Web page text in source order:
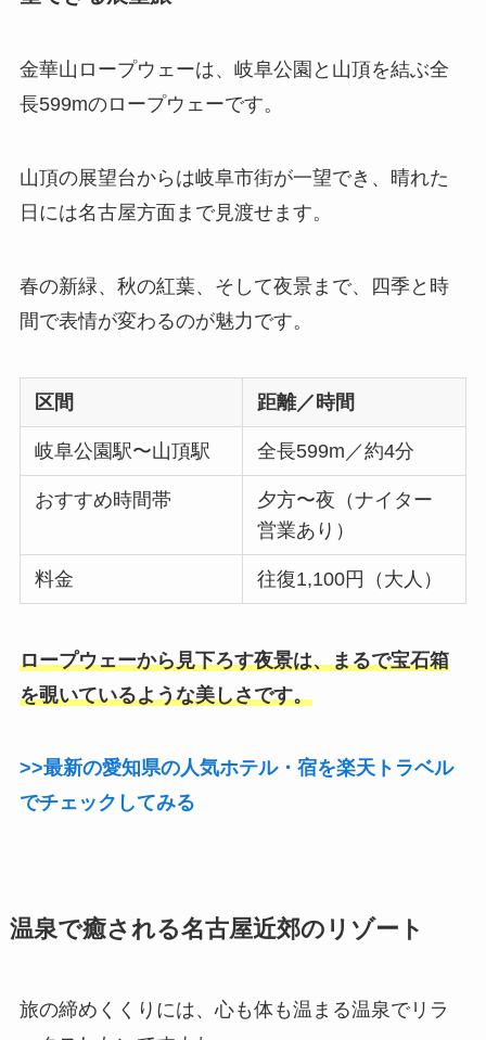
金華山ロープウェーは、岐阜公園と山頂を結ぶ全
長599mのロープウェーです。
山頂の展望台からは岐阜市街が一望でき、晴れた
日には名古屋方面まで見渡せます。
春の新緑、秋の紅葉、そして夜景まで、四季と時
間で表情が変わるのが魅力です。
区間 距離／時間
岐阜公園駅〜山頂駅 全長599m／約4分
おすすめ時間帯
夕方〜夜（ナイター
営業あり）
料金 往復1,100円（大人）
ロープウェーから見下ろす夜景は、まるで宝石箱
を覗いているような美しさです。
>>最新の愛知県の人気ホテル・宿を楽天トラベル
でチェックしてみる
温泉で癒される名古屋近郊のリゾート
旅の締めくくりには、心も体も温まる温泉でリラ